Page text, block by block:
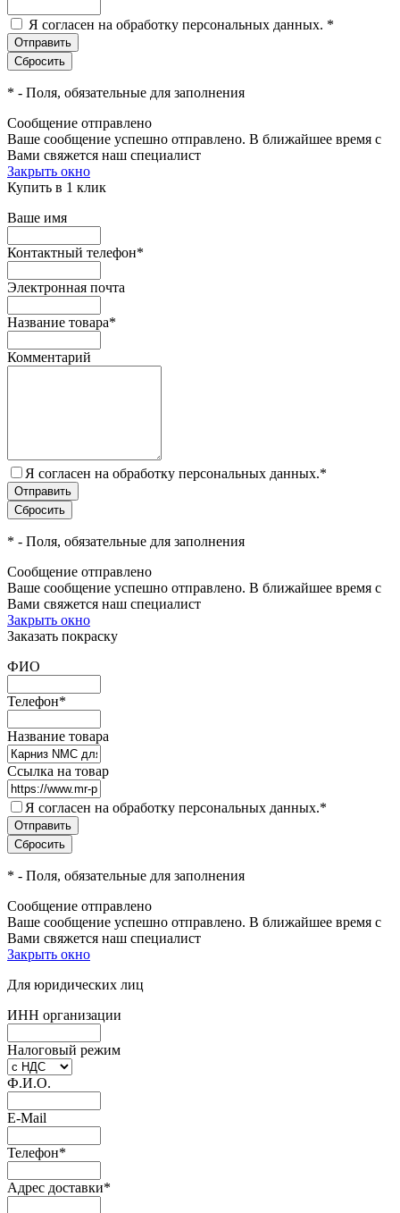
Я согласен на обработку персональных данных. *
* - Поля, обязательные для заполнения
Сообщение отправлено
Ваше сообщение успешно отправлено. В ближайшее время с
Вами свяжется наш специалист
Закрыть окно
Купить в 1 клик
Ваше имя
Контактный телефон*
Электронная почта
Название товара*
Комментарий
Я согласен на обработку персональных данных.*
* - Поля, обязательные для заполнения
Сообщение отправлено
Ваше сообщение успешно отправлено. В ближайшее время с
Вами свяжется наш специалист
Закрыть окно
Заказать покраску
ФИО
Телефон*
Название товара
Ссылка на товар
Я согласен на обработку персональных данных.*
* - Поля, обязательные для заполнения
Сообщение отправлено
Ваше сообщение успешно отправлено. В ближайшее время с
Вами свяжется наш специалист
Закрыть окно
Для юридических лиц
ИНН организации
Налоговый режим
Ф.И.О.
E-Mail
Телефон*
Адрес доставки*